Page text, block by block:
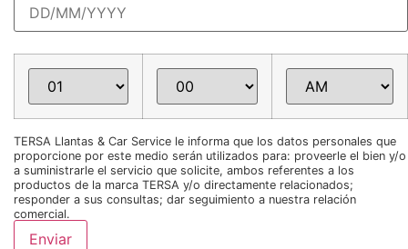
TERSA Llantas & Car Service le informa que los datos personales que
proporcione por este medio serán utilizados para: proveerle el bien y/o
a suministrarle el servicio que solicite, ambos referentes a los
productos de la marca TERSA y/o directamente relacionados;
responder a sus consultas; dar seguimiento a nuestra relación
comercial.